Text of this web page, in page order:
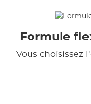
Formule
Vous choisissez